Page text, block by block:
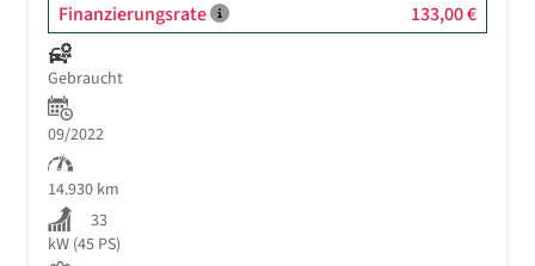
Finanzierungsrate 133,00 €
Gebraucht
09/2022
14.930 km
33
kW (45 PS)